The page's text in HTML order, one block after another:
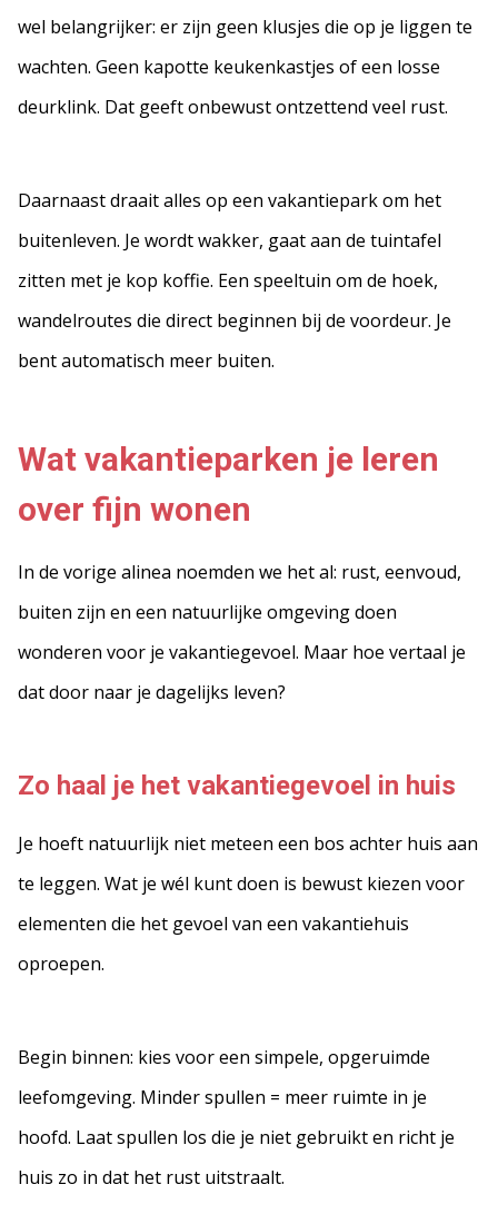
wel belangrijker: er zijn geen klusjes die op je liggen te
wachten. Geen kapotte keukenkastjes of een losse
deurklink. Dat geeft onbewust ontzettend veel rust.
Daarnaast draait alles op een vakantiepark om het
buitenleven. Je wordt wakker, gaat aan de tuintafel
zitten met je kop koffie. Een speeltuin om de hoek,
wandelroutes die direct beginnen bij de voordeur. Je
bent automatisch meer buiten.
Wat vakantieparken je leren
over fijn wonen
In de vorige alinea noemden we het al: rust, eenvoud,
buiten zijn en een natuurlijke omgeving doen
wonderen voor je vakantiegevoel. Maar hoe vertaal je
dat door naar je dagelijks leven?
Zo haal je het vakantiegevoel in huis
Je hoeft natuurlijk niet meteen een bos achter huis aan
te leggen. Wat je wél kunt doen is bewust kiezen voor
elementen die het gevoel van een vakantiehuis
oproepen.
Begin binnen: kies voor een simpele, opgeruimde
leefomgeving. Minder spullen = meer ruimte in je
hoofd. Laat spullen los die je niet gebruikt en richt je
huis zo in dat het rust uitstraalt.